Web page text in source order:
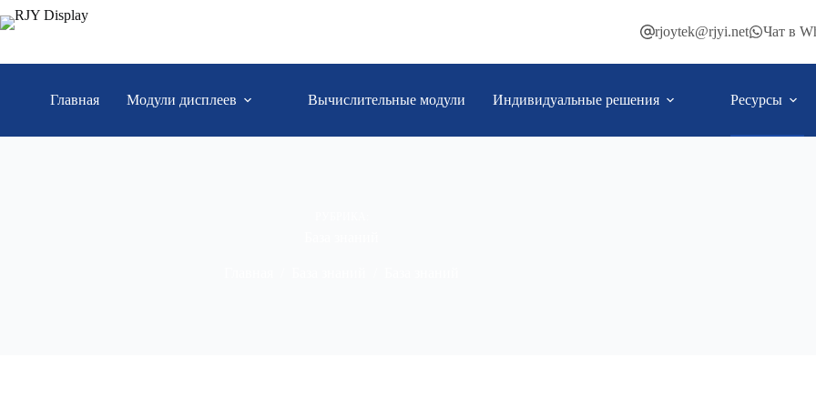
rjoytek@rjyi.net Чат в
Главная Модули дисплеев Вычислительные модули Индивидуальные решения Ресурсы